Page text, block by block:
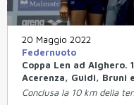
20 Maggio 2022
Federnuoto
Coppa Len ad Alghero.
Acerenza, Guidi, Bruni
Conclusa la 10 km della